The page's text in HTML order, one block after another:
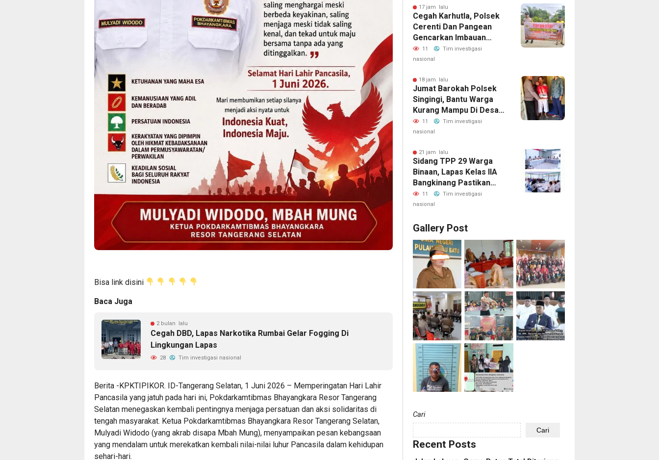
Bisa link disini
Baca Juga
2 bulan lalu
Cegah DBD, Lapas Narkotika Rumbai Gelar Fogging Di
Lingkungan Lapas
28 Tim investigasi nasional
Berita -KPKTIPIKOR. ID-Tangerang Selatan, 1 Juni 2026 – Memperingatan Hari Lahir
Pancasila yang jatuh pada hari ini, Pokdarkamtibmas Bhayangkara Resor Tangerang
Selatan menegaskan kembali pentingnya menjaga persatuan dan aksi solidaritas di
tengah masyarakat. Ketua Pokdarkamtibmas Bhayangkara Resor Tangerang Selatan,
Mulyadi Widodo (yang akrab disapa Mbah Mung), menyampaikan pesan kebangsaan
yang mendalam untuk merekatkan kembali nilai-nilai luhur Pancasila dalam kehidupan
sehari-hari.
17 jam lalu
Cegah Karhutla, Polsek
Cerenti Dan Pangean
Gencarkan Imbauan
Kepada Masyarakat
11
Tim investigasi
nasional
18 jam lalu
Jumat Barokah Polsek
Singingi, Bantu Warga
Kurang Mampu Di Desa
Sungai Kuning
11
Tim investigasi
nasional
21 jam lalu
Sidang TPP 29 Warga
Binaan, Lapas Kelas IIA
Bangkinang Pastikan
Layanan Integrasi Gratis
Dan Transparan
11
Tim investigasi
nasional
Gallery Post
Cari
Cari
Recent Posts